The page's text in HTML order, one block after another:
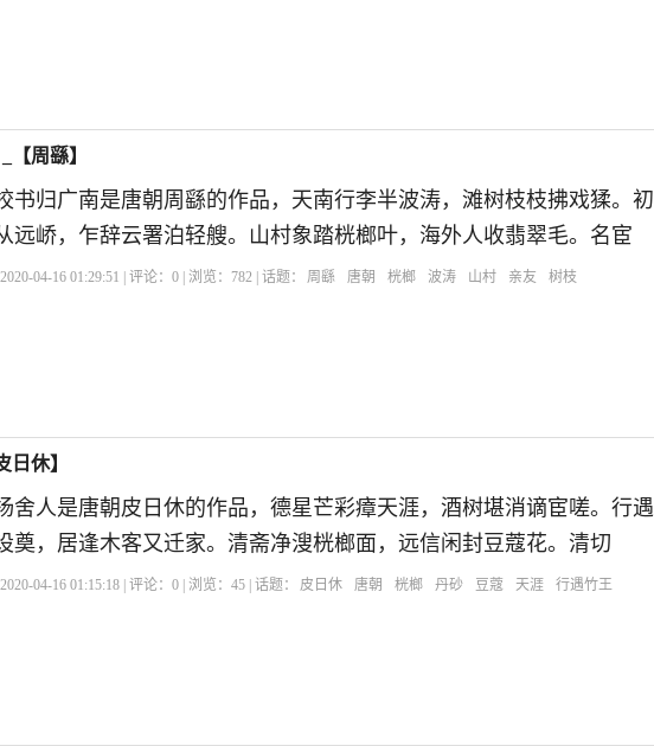
周繇】
书归广南是唐朝周繇的作品，天南行李半波涛，滩树枝枝拂戏猱。初
远峤，乍辞云署泊轻艘。山村象踏桄榔叶，海外人收翡翠毛。名宦
04-16 01:29:51 | 评论：0 | 浏览： 782 | 话题： 周繇 唐朝 桄榔 波涛 山村 亲友 树枝
日休】
舍人是唐朝皮日休的作品，德星芒彩瘴天涯，酒树堪消谪宦嗟。行遇
奠，居逢木客又迁家。清斋净溲桄榔面，远信闲封豆蔻花。清切
04-16 01:15:18 | 评论：0 | 浏览：45 | 话题： 皮日休 唐朝 桄榔 丹砂 豆蔻 天涯 行遇竹王